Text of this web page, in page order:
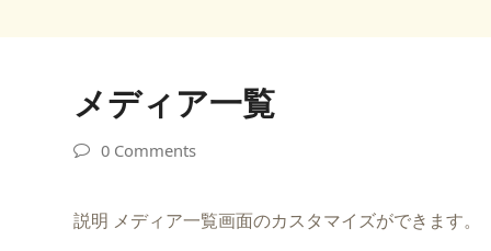
メディア一覧
0 Comments
説明 メディア一覧画面のカスタマイズができます